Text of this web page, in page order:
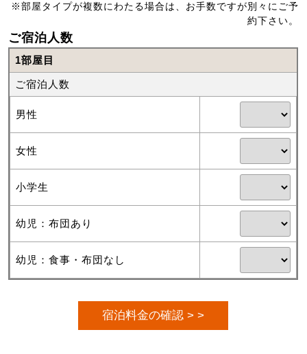
※部屋タイプが複数にわたる場合は、お手数ですが別々にご予
約下さい。
ご宿泊人数
1部屋目
ご宿泊人数
男性
女性
小学生
幼児：布団あり
幼児：食事・布団なし
宿泊料金の確認 > >